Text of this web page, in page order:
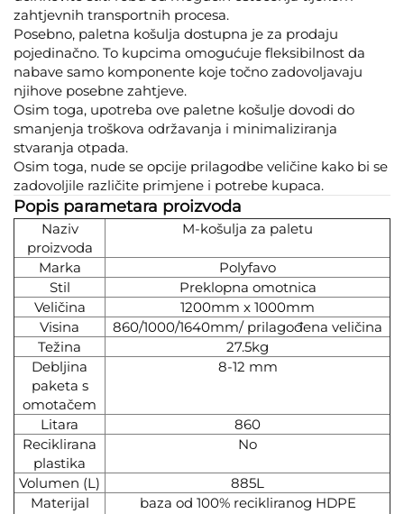
zahtjevnih transportnih procesa.
Posebno, paletna košulja dostupna je za prodaju
pojedinačno. To kupcima omogućuje fleksibilnost da
nabave samo komponente koje točno zadovoljavaju
njihove posebne zahtjeve.
Osim toga, upotreba ove paletne košulje dovodi do
smanjenja troškova održavanja i minimaliziranja
stvaranja otpada.
Osim toga, nude se opcije prilagodbe veličine kako bi se
zadovoljile različite primjene i potrebe kupaca.
Popis parametara proizvoda
Naziv
proizvoda
M-košulja za paletu
Marka
Polyfavo
Stil
Preklopna omotnica
Veličina
1200mm x 1000mm
Visina
860/1000/1640mm/ prilagođena veličina
Težina
27.5kg
Debljina
paketa s
omotačem
8-12 mm
Litara
860
Reciklirana
plastika
No
Volumen (L)
885L
Materijal
baza od 100% recikliranog HDPE